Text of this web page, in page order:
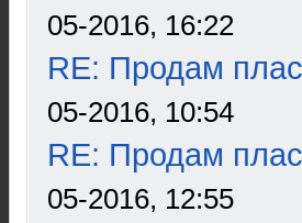
05-2016, 16:22
RE: Продам
05-2016, 10:54
RE: Продам
05-2016, 12:55